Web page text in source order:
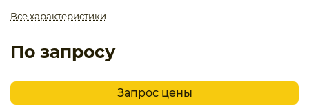
Все характеристики
По запросу
Запрос цены